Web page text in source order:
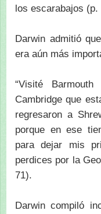
los escarabajos (p.
Darwin admitió
era aún más
“Visité
Cambridge que
regresaron a
porque en ese
para dejar mis
perdices por la
71).
Darwin compiló